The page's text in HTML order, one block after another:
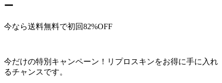
ー
今なら送料無料で初回82%OFF
今だけの特別キャンペーン！リプロスキンをお得に手に入れ
るチャンスです。